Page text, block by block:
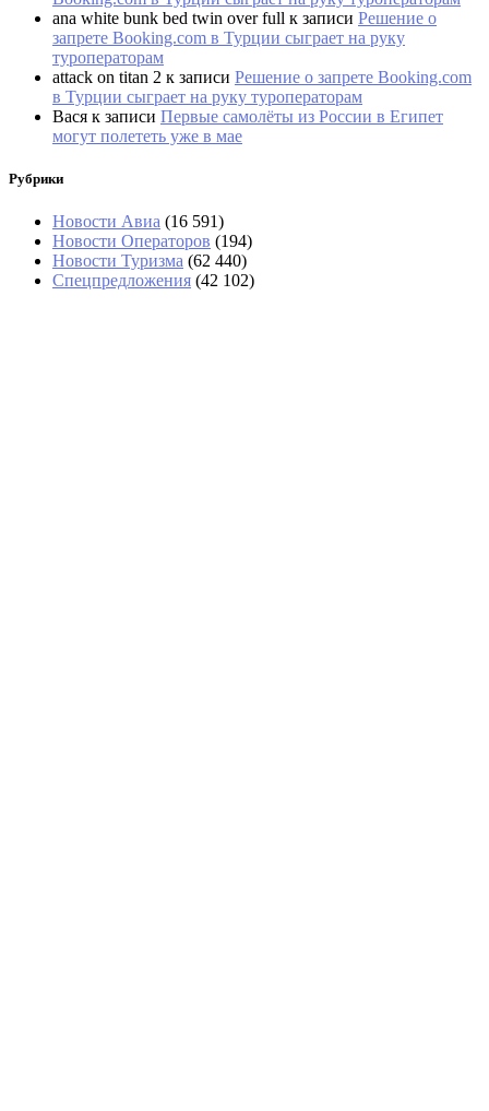
ana white bunk bed twin over full к записи Решение о
запрете Booking.com в Турции сыграет на руку
туроператорам
attack on titan 2 к записи Решение о запрете Booking.com
в Турции сыграет на руку туроператорам
Вася к записи Первые самолёты из России в Египет
могут полететь уже в мае
Рубрики
Новости Авиа (16 591)
Новости Операторов (194)
Новости Туризма (62 440)
Спецпредложения (42 102)